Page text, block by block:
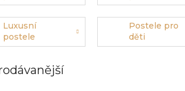
nebo lamino
Luxusní
postele
Postele pro
děti